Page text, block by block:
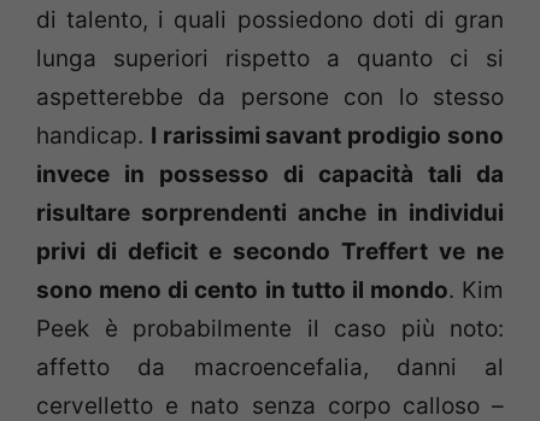
di talento, i quali possiedono doti di gran
lunga superiori rispetto a quanto ci si
aspetterebbe da persone con lo stesso
handicap. I rarissimi savant prodigio sono
invece in possesso di capacità tali da
risultare sorprendenti anche in individui
privi di deficit e secondo Treffert ve ne
sono meno di cento in tutto il mondo. Kim
Peek è probabilmente il caso più noto:
affetto da macroencefalia, danni al
cervelletto e nato senza corpo calloso –